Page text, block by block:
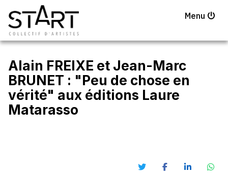
Menu
Alain FREIXE et Jean-Marc
BRUNET : "Peu de chose en
vérité" aux éditions Laure
Matarasso